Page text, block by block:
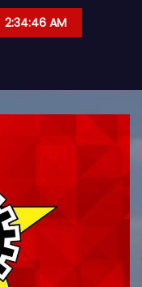
2:34:47 AM